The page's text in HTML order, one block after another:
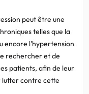
peut être une
telles que la
encore l’hypertension
rechercher et de
patients, afin de leur
lutter contre cette